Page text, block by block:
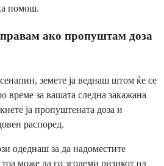
помош.
ако пропуштам доза
земете ја веднаш штом ќе се
време за вашата следна закажана
ја пропуштената доза и
распоред.
одеднаш за да надоместите
може да го зголеми ризикот од